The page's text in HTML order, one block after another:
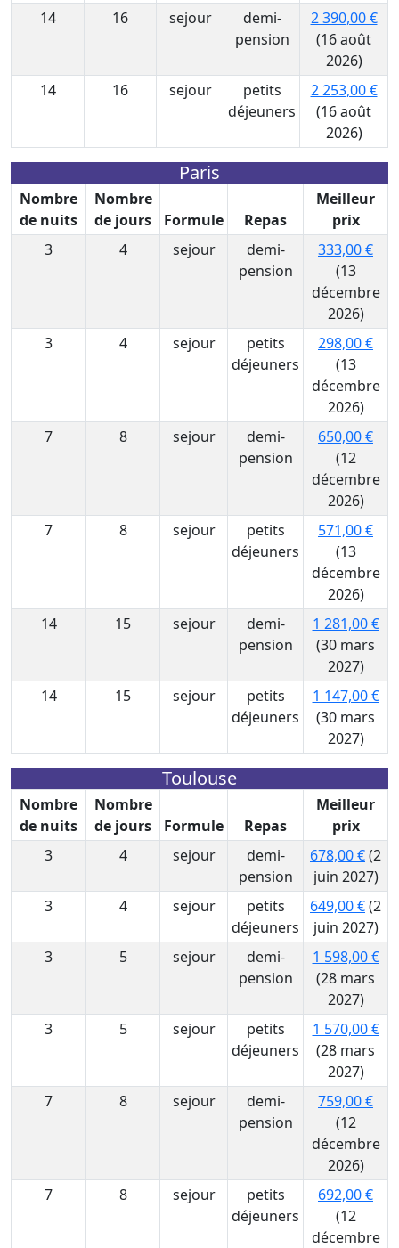
14
16 sejour
demi-
pension
2 390,00 €
(16 août
2026)
14
16 sejour
petits
déjeuners
2 253,00 €
(16 août
2026)
Paris
Nombre
de nuits
Nombre
de jours
Formule Repas
Meilleur
prix
3
4 sejour
demi-
pension
333,00 €
(13
décembre
2026)
3
4 sejour
petits
déjeuners
298,00 €
(13
décembre
2026)
7
8 sejour
demi-
pension
650,00 €
(12
décembre
2026)
7
8 sejour
petits
déjeuners
571,00 €
(13
décembre
2026)
14
15 sejour
demi-
pension
1 281,00 €
(30 mars
2027)
14
15 sejour
petits
déjeuners
1 147,00 €
(30 mars
2027)
Toulouse
Nombre
de nuits
Nombre
de jours
Formule Repas
Meilleur
prix
3
4 sejour
demi-
pension
678,00 €(2
juin 2027)
3
4 sejour
petits
déjeuners
649,00 €(2
juin 2027)
3
5 sejour
demi-
pension
1 598,00 €
(28 mars
2027)
3
5 sejour
petits
déjeuners
1 570,00 €
(28 mars
2027)
7
8 sejour
demi-
pension
759,00 €
(12
décembre
2026)
7
8 sejour
petits
déjeuners
692,00 €
(12
décembre